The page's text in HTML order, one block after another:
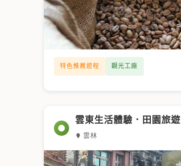
特色推薦遊程 觀光工廠
雲東生活體驗．田園旅遊
雲林